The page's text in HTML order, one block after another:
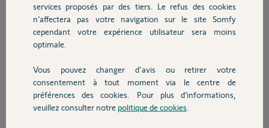
Autres produits
Devis avec un pro
Contact
Bonjour Christophe,
Ce sont des Visses auto-formeuse Ø 4 il Y en a 16 vous ne les avez pas ?
Il faut utiliser une visseuse pour plus de facilité !
Sylvain C. il y a plus de 6 ans
services proposés par des tiers. Le refus des cookies
n’affectera pas votre navigation sur le site Somfy
cependant votre expérience utilisateur sera moins
optimale.
Vous pouvez changer d'avis ou retirer votre
consentement à tout moment via le centre de
préférences des cookies. Pour plus d’informations,
veuillez consulter notre politique de cookies